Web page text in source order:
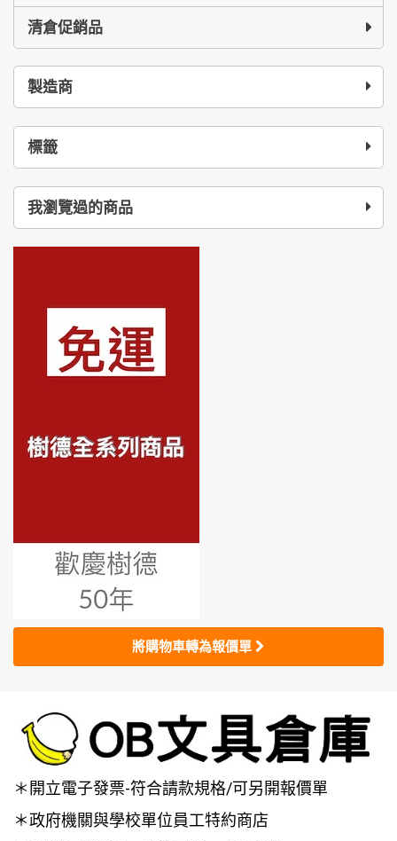
清倉促銷品
製造商
標籤
我瀏覽過的商品
將購物車轉為報價單
＊開立電子發票-符合請款規格/可另開報價單
＊政府機關與學校單位員工特約商店